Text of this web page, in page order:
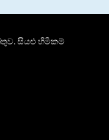
සියළු හිමිකම්